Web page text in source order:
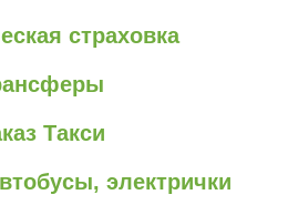
страховка
Такси
электрички